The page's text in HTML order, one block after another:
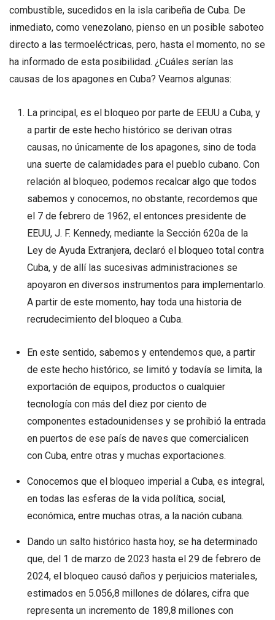
combustible, sucedidos en la isla caribeña de Cuba. De
inmediato, como venezolano, pienso en un posible saboteo
directo a las termoeléctricas, pero, hasta el momento, no se
ha informado de esta posibilidad. ¿Cuáles serían las
causas de los apagones en Cuba? Veamos algunas:
La principal, es el bloqueo por parte de EEUU a Cuba, y
a partir de este hecho histórico se derivan otras
causas, no únicamente de los apagones, sino de toda
una suerte de calamidades para el pueblo cubano. Con
relación al bloqueo, podemos recalcar algo que todos
sabemos y conocemos, no obstante, recordemos que
el 7 de febrero de 1962, el entonces presidente de
EEUU, J. F. Kennedy, mediante la Sección 620a de la
Ley de Ayuda Extranjera, declaró el bloqueo total contra
Cuba, y de allí las sucesivas administraciones se
apoyaron en diversos instrumentos para implementarlo.
A partir de este momento, hay toda una historia de
recrudecimiento del bloqueo a Cuba.
En este sentido, sabemos y entendemos que, a partir
de este hecho histórico, se limitó y todavía se limita, la
exportación de equipos, productos o cualquier
tecnología con más del diez por ciento de
componentes estadounidenses y se prohibió la entrada
en puertos de ese país de naves que comercialicen
con Cuba, entre otras y muchas exportaciones.
Conocemos que el bloqueo imperial a Cuba, es integral,
en todas las esferas de la vida política, social,
económica, entre muchas otras, a la nación cubana.
Dando un salto histórico hasta hoy, se ha determinado
que, del 1 de marzo de 2023 hasta el 29 de febrero de
2024, el bloqueo causó daños y perjuicios materiales,
estimados en 5.056,8 millones de dólares, cifra que
representa un incremento de 189,8 millones con